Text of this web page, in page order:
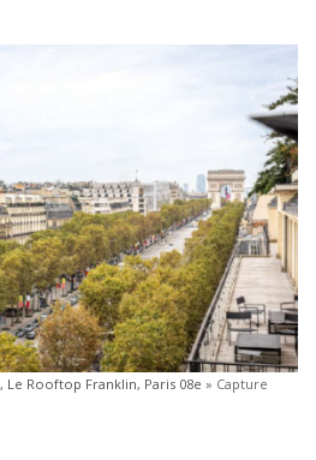
Rooftop Franklin, Paris 08e » Capture